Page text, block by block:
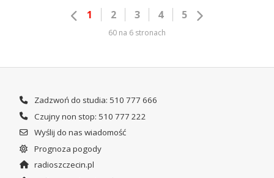
1 2 3 4 5
60 na 6 stronach
Zadzwoń do studia: 510 777 666
Czujny non stop: 510 777 222
Wyślij do nas wiadomość
Prognoza pogody
radioszczecin.pl